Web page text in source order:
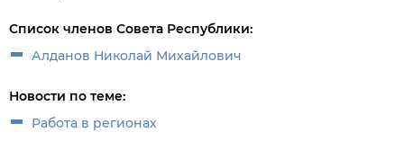
Список членов Совета Республики:
Алданов Николай Михайлович
Новости по теме:
Работа в регионах